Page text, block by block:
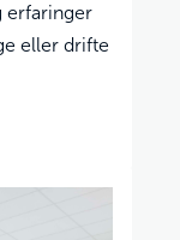
erfaringer
eller drifte